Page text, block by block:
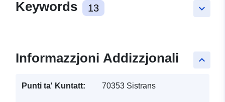
keyboard_arrow_down
Keywords 13
keyboard_arrow_up
Informazzjoni Addizzjonali
Punti ta' Kuntatt: 70353 Sistrans